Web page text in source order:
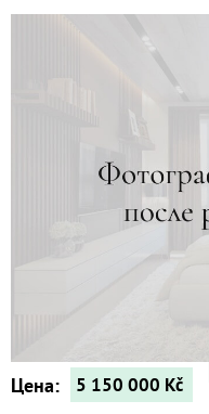
Цена: 5 150 000 Kč